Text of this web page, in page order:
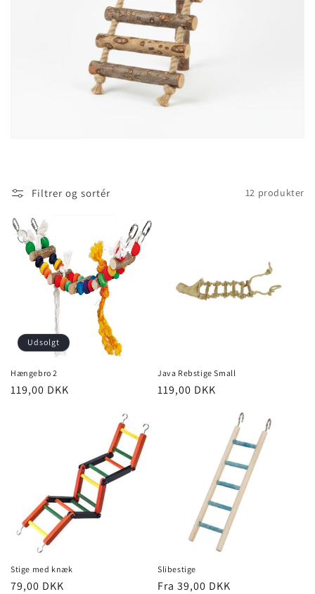
Filtrer og sortér 12 produkter
Udsolgt
Hængebro 2
Normalpris
119,00 DKK
Java Rebstige Small
Normalpris
119,00 DKK
Stige med knæk
Normalpris
79,00 DKK
Slibestige
Normalpris
Fra 39,00 DKK